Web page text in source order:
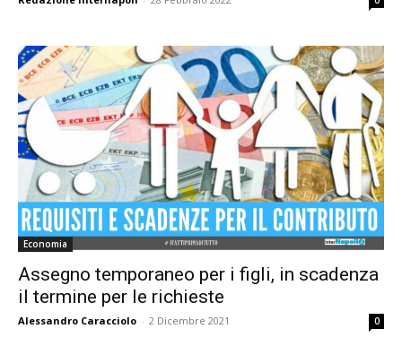
Economia
Assegno temporaneo per i figli, in scadenza
il termine per le richieste
Alessandro Caracciolo - 2 Dicembre 2021 0